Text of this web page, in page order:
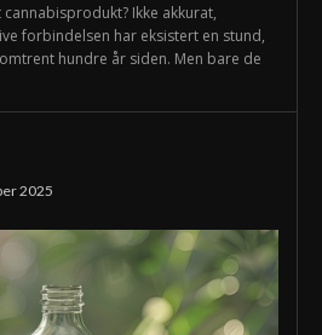
Ikke akkurat,
forbindelsen har eksistert en stund,
hundre år siden. Men bare de
2025